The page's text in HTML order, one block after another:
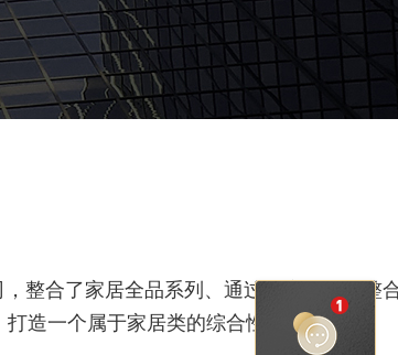
整合了家居全品系列、通过供应链资源整
造一个属于家居类的综合性生态平台。